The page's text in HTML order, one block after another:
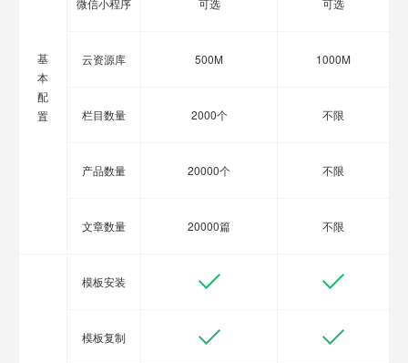
基
本
配
置
微信小程序 可选 可选
云资源库 500M 1000M
栏目数量 2000个 不限
产品数量 20000个 不限
文章数量 20000篇 不限
模板安装
模板复制